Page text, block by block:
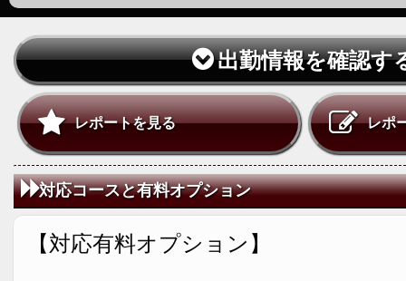
出勤情報を確認す
レポートを見る レポ
対応コースと有料オプション
【対応有料オプション】